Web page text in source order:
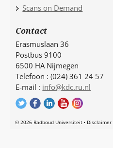
Scans on Demand
Contact
Erasmuslaan 36
Postbus 9100
6500 HA Nijmegen
Telefoon : (024) 361 24 57
E-mail : info@kdc.ru.nl
© 2026 Radboud Universiteit Disclaimer